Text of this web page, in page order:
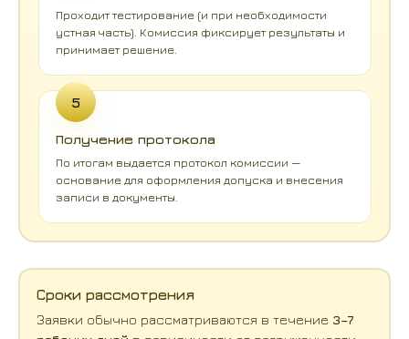
Проходит тестирование (и при необходимости
устная часть). Комиссия фиксирует результаты и
принимает решение.
5
Получение протокола
По итогам выдается протокол комиссии —
основание для оформления допуска и внесения
записи в документы.
Сроки рассмотрения
Заявки обычно рассматриваются в течение 3–7